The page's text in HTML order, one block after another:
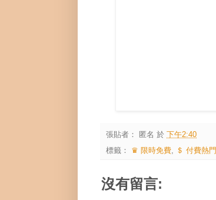
張貼者： 匿名 於 下午2:40
標籤： ♛ 限時免費, ＄ 付費熱門
沒有留言: